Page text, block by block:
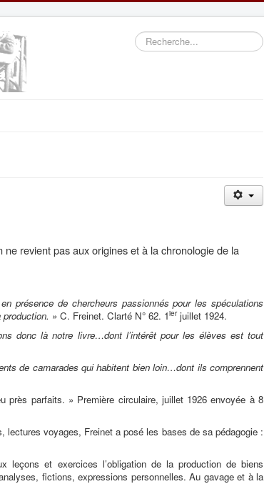
Rechercher
revient pas aux origines et à la chronologie de la
présence de chercheurs passionnés pour les spéculations
» C. Freinet. Clarté N° 62. 1ierjuillet 1924.
donc là notre livre…dont l’intérêt pour les élèves est tout
de camarades qui habitent bien loin…dont ils comprennent
près parfaits. » Première circulaire, juillet 1926 envoyée à 8
lectures voyages, Freinet a posé les bases de sa pédagogie :
leçons et exercices l’obligation de la production de biens
fictions, expressions personnelles. Au gavage et à la